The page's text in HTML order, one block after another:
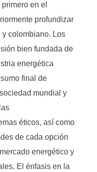
en el
profundizar
colombiano. Los
bien fundada de
energética
final de
mundial y
éticos, así como
de cada opción
energético y
El énfasis en la